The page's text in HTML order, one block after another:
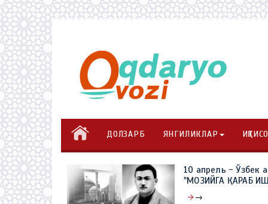
ДОЛЗАРБ ЯНГИЛИКЛАР
10 апрель - Ўзбек
"МОЗИЙГА ҚАРАБ
→